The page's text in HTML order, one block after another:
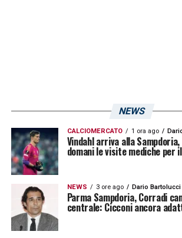
NEWS
CALCIOMERCATO 1 ora ago
Vindahl arriva alla
domani le visite mediche per
NEWS 3 ore ago Dario Bartolucci
Parma Sampdoria, Corradi
centrale: Cicconi ancora